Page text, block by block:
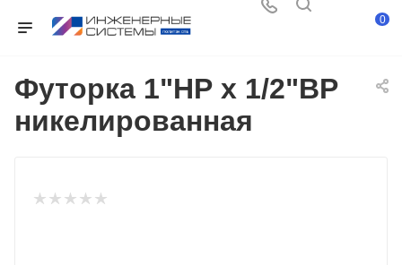
0
Футорка 1"НР х 1/2"ВР
никелированная